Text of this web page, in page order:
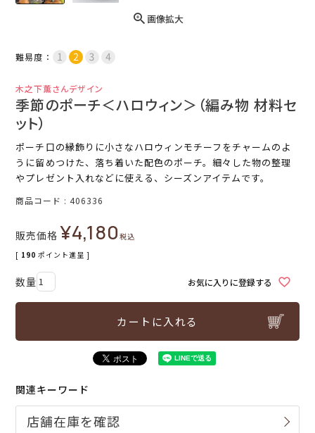
画像拡大
難易度：
木之下薫さんデザイン
季節のポーチ＜ハロウィン＞（編み物 材料セ
ット）
ポーチ口の縁飾りに小さなハロウィンモチーフをチャームのよ
うに留めつけた、落ち着いた配色のポーチ。細々した物の整理
やプレゼント入れなどに使える、シーズンアイテムです。
商品コード 406336
販売価格 ¥4,180税込
[ 190 ポイント進呈 ]
お気に入りに登録する
カートに入れる
関連キーワード